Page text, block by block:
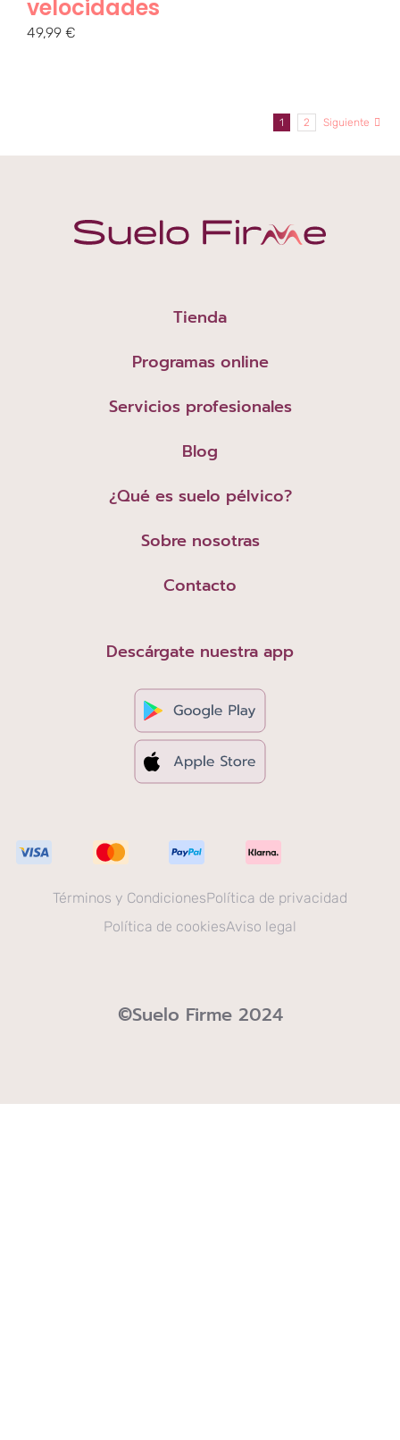
velocidades
49,99 €
1 2 Siguiente
Tienda
Programas online
Servicios profesionales
Blog
¿Qué es suelo pélvico?
Sobre nosotras
Contacto
Descárgate nuestra app
Términos y CondicionesPolítica de privacidad
Política de cookiesAviso legal
©Suelo Firme 2024